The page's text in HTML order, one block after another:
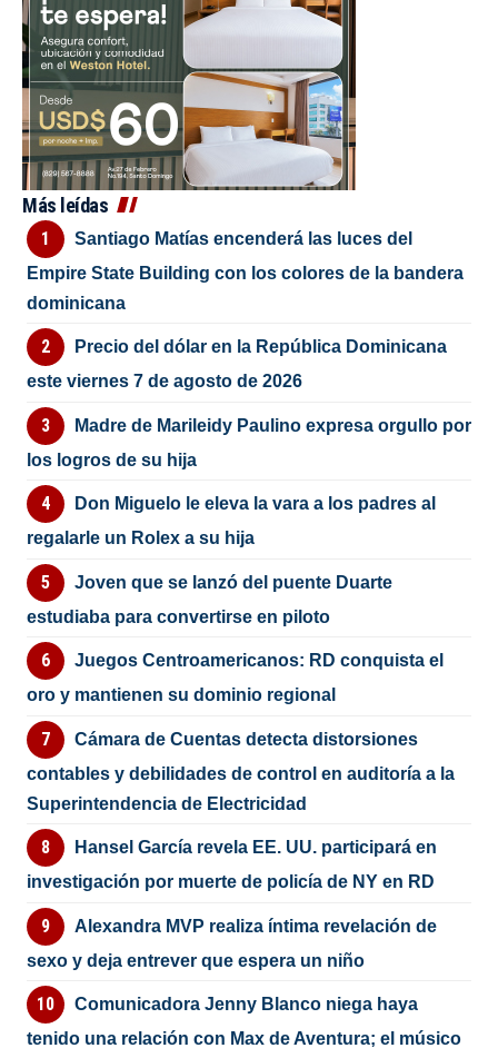
Más leídas
Santiago Matías encenderá las luces del
Empire State Building con los colores de la bandera
dominicana
Precio del dólar en la República Dominicana
este viernes 7 de agosto de 2026
Madre de Marileidy Paulino expresa orgullo por
los logros de su hija
Don Miguelo le eleva la vara a los padres al
regalarle un Rolex a su hija
Joven que se lanzó del puente Duarte
estudiaba para convertirse en piloto
Juegos Centroamericanos: RD conquista el
oro y mantienen su dominio regional
Cámara de Cuentas detecta distorsiones
contables y debilidades de control en auditoría a la
Superintendencia de Electricidad
Hansel García revela EE. UU. participará en
investigación por muerte de policía de NY en RD
Alexandra MVP realiza íntima revelación de
sexo y deja entrever que espera un niño
Comunicadora Jenny Blanco niega haya
tenido una relación con Max de Aventura; el músico